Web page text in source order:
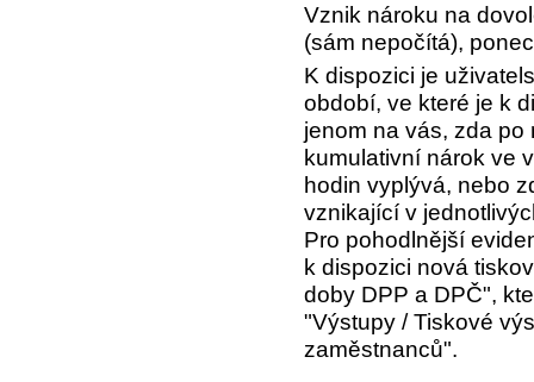
Vznik nároku na
(sám nepočítá),
K dispozici je
období, ve které je k
jenom na vás, zda
kumulativní nárok ve
hodin vyplývá, nebo
vznikající v
Pro pohodlnější
k dispozici nová
doby DPP a DPČ",
"Výstupy /Tiskové
zaměstnanců".